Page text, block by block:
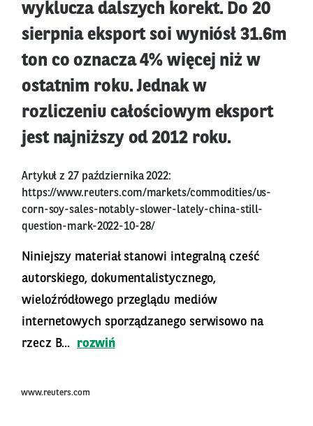
wyklucza dalszych korekt. Do 20
sierpnia eksport soi wyniósł 31.6m
ton co oznacza 4% więcej niż w
ostatnim roku. Jednak w
rozliczeniu całościowym eksport
jest najniższy od 2012 roku.
Artykuł z 27 października 2022:
https://www.reuters.com/markets/commodities/us-
corn-soy-sales-notably-slower-lately-china-still-
question-mark-2022-10-28/
Niniejszy materiał stanowi integralną cześć
autorskiego, dokumentalistycznego,
wieloźródłowego przeglądu mediów
internetowych sporządzanego serwisowo na
rzecz B...
rozwiń
www.reuters.com